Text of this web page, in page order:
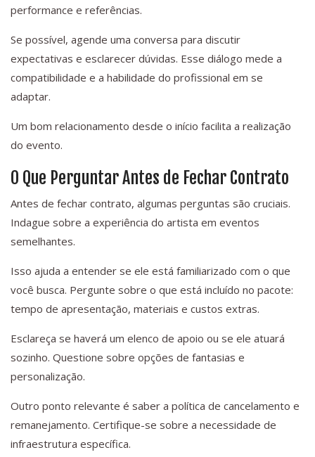
performance e referências.
Se possível, agende uma conversa para discutir
expectativas e esclarecer dúvidas. Esse diálogo mede a
compatibilidade e a habilidade do profissional em se
adaptar.
Um bom relacionamento desde o início facilita a realização
do evento.
O Que Perguntar Antes de Fechar Contrato
Antes de fechar contrato, algumas perguntas são cruciais.
Indague sobre a experiência do artista em eventos
semelhantes.
Isso ajuda a entender se ele está familiarizado com o que
você busca. Pergunte sobre o que está incluído no pacote:
tempo de apresentação, materiais e custos extras.
Esclareça se haverá um elenco de apoio ou se ele atuará
sozinho. Questione sobre opções de fantasias e
personalização.
Outro ponto relevante é saber a política de cancelamento e
remanejamento. Certifique-se sobre a necessidade de
infraestrutura específica.